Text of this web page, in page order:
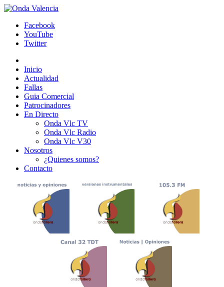
Facebook
YouTube
Twitter
Inicio
Actualidad
Fallas
Guia Comercial
Patrocinadores
En Directo
Onda Vlc TV
Onda Vlc Radio
Onda Vlc V30
Nosotros
¿Quienes somos?
Contacto